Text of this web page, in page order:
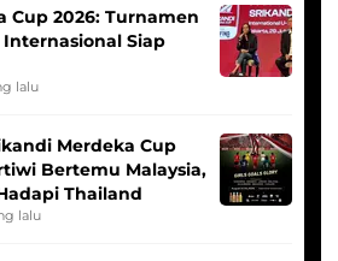
Cup 2026: Turnamen
Siap
lalu
Merdeka Cup
Bertemu Malaysia,
Thailand
lalu